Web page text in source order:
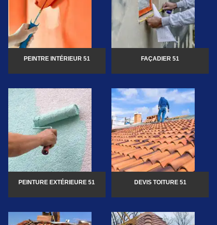
PEINTRE INTÉRIEUR 51 FAÇADIER 51
PEINTURE EXTÉRIEURE 51 DEVIS TOITURE 51